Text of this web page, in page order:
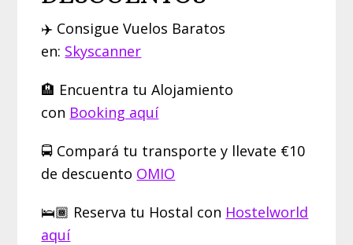
✈️ Consigue Vuelos Baratos
en: Skyscanner
🏨 Encuentra tu Alojamiento
con Booking aquí
🚍 Compará tu transporte y llevate €10
de descuento OMIO
🛌🏾 Reserva tu Hostal con Hostelworld
aquí